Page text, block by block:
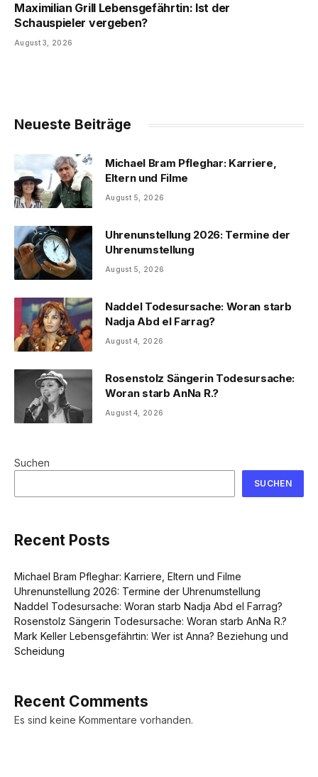
Maximilian Grill Lebensgefährtin: Ist der
Schauspieler vergeben?
August 3, 2026
Neueste Beiträge
Michael Bram Pfleghar: Karriere,
Eltern und Filme
August 5, 2026
Uhrenunstellung 2026: Termine der
Uhrenumstellung
August 5, 2026
Naddel Todesursache: Woran starb
Nadja Abd el Farrag?
August 4, 2026
Rosenstolz Sängerin Todesursache:
Woran starb AnNa R.?
August 4, 2026
Suchen
SUCHEN
Recent Posts
Michael Bram Pfleghar: Karriere, Eltern und Filme
Uhrenunstellung 2026: Termine der Uhrenumstellung
Naddel Todesursache: Woran starb Nadja Abd el Farrag?
Rosenstolz Sängerin Todesursache: Woran starb AnNa R.?
Mark Keller Lebensgefährtin: Wer ist Anna? Beziehung und
Scheidung
Recent Comments
Es sind keine Kommentare vorhanden.